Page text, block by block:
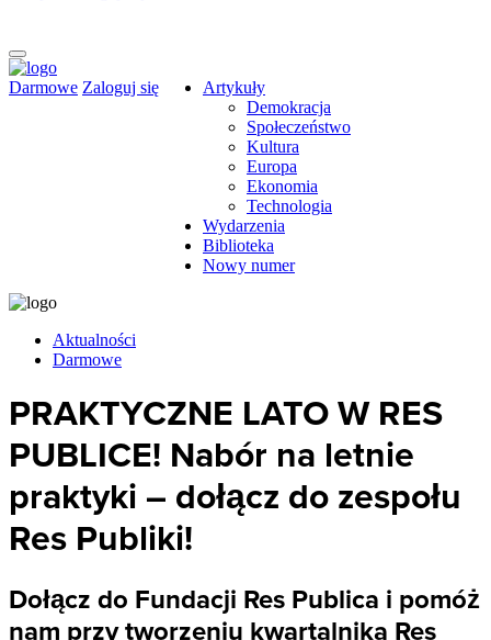
Darmowe Zaloguj się
Artykuły
Demokracja
Społeczeństwo
Kultura
Europa
Ekonomia
Technologia
Wydarzenia
Biblioteka
Nowy numer
Aktualności
Darmowe
PRAKTYCZNE LATO W RES
PUBLICE! Nabór na letnie
praktyki – dołącz do zespołu
Res Publiki!
Dołącz do Fundacji Res Publica i pomóż
nam przy tworzeniu kwartalnika Res